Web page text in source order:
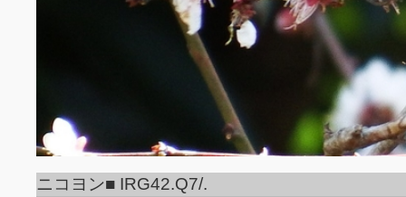
ニコヨン■ IRG42.Q7/.